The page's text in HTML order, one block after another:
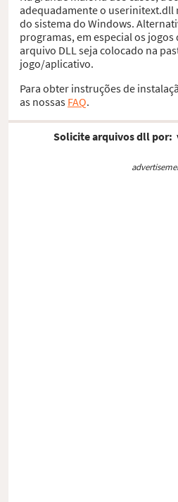
adequadamente o userinitext.dll
do sistema do Windows.
programas, em especial os jogos
arquivo DLL seja colocado na
jogo/aplicativo.
Para obter instruções de
as nossas FAQ.
Solicite arquivos dll por: